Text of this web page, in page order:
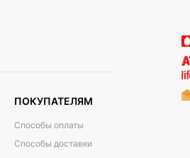
ПОКУПАТЕЛЯМ
Способы оплаты
Способы доставки